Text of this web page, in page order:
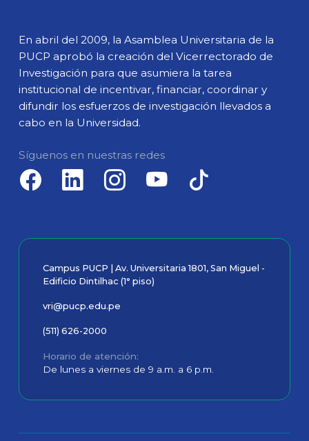
En abril del 2009, la Asamblea Universitaria de la
PUCP aprobó la creación del Vicerrectorado de
Investigación para que asumiera la tarea
institucional de incentivar, financiar, coordinar y
difundir los esfuerzos de investigación llevados a
cabo en la Universidad.
Síguenos en nuestras redes
Campus PUCP | Av. Universitaria 1801, San Miguel -
Edificio Dintilhac (1° piso)
vri@pucp.edu.pe
(511) 626-2000
Horario de atención
De lunes a viernes de 9 a.m. a 6 p.m.